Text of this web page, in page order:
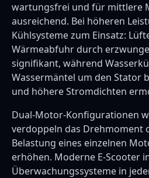
wartungsfrei und für mittlere
ausreichend. Bei höheren
Kühlsysteme zum Einsatz:
Wärmeabfuhr durch
signifikant, während
Wassermäntel um den Stator
und höhere Stromdichten
Dual-Motor-Konfigurationen
verdoppeln das Drehmoment
Belastung eines einzelnen
erhöhen. Moderne E-Scooter
Überwachungssysteme in